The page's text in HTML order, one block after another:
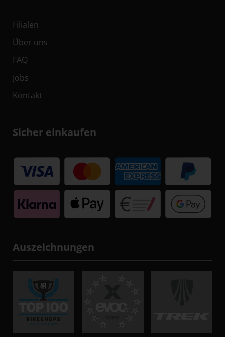
Filialen
Über uns
FAQ
Jobs
Kontakt
Sicher einkaufen
Auszeichnungen